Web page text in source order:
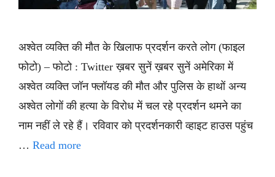
अश्वेत व्यक्ति की मौत के खिलाफ प्रदर्शन करते लोग (फाइल
फोटो) – फोटो : Twitter ख़बर सुनें ख़बर सुनें अमेरिका में
अश्वेत व्यक्ति जॉन फ्लॉयड की मौत और पुलिस के हाथों अन्य
अश्वेत लोगों की हत्या के विरोध में चल रहे प्रदर्शन थमने का
नाम नहीं ले रहे हैं। रविवार को प्रदर्शनकारी व्हाइट हाउस पहुंच
… Read more